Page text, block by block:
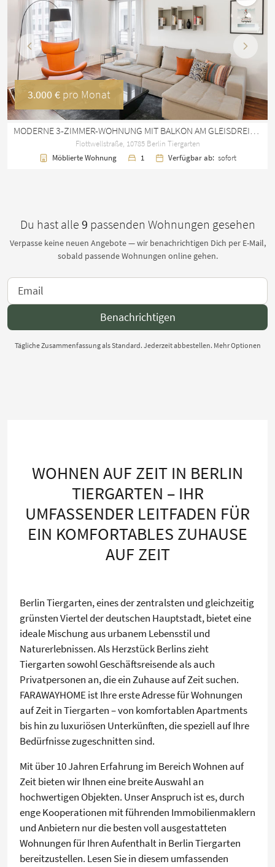
Vorherige
3.000 € pro Monat
Flottwellstraße, 10785 Berlin Tiergarten
Möblierte Wohnung
1 Verfügbar ab: sofort
Du hast alle9 passenden Wohnungen gesehen
Verpasse keine neuen Angebote — wir benachrichtigen Dich per E-Mail,
sobald passende Wohnungen online gehen.
Benachrichtigen
Tägliche Zusammenfassung als Standard. Jederzeit abbestellen. Mehr Optionen
WOHNEN AUF ZEIT IN BERLIN
TIERGARTEN – IHR
UMFASSENDER LEITFADEN FÜR
EIN KOMFORTABLES ZUHAUSE
AUF ZEIT
Berlin Tiergarten, eines der zentralsten und gleichzeitig
grünsten Viertel der deutschen Hauptstadt, bietet eine
ideale Mischung aus urbanem Lebensstil und
Naturerlebnissen. Als Herzstück Berlins zieht
Tiergarten sowohl Geschäftsreisende als auch
Privatpersonen an, die ein Zuhause auf Zeit suchen.
FARAWAYHOME ist Ihre erste Adresse für Wohnungen
auf Zeit in Tiergarten – von komfortablen Apartments
bis hin zu luxuriösen Unterkünften, die speziell auf Ihre
Bedürfnisse zugeschnitten sind.
Mit über 10 Jahren Erfahrung im Bereich Wohnen auf
Zeit bieten wir Ihnen eine breite Auswahl an
hochwertigen Objekten. Unser Anspruch ist es, durch
enge Kooperationen mit führenden Immobilienmaklern
und Anbietern nur die besten voll ausgestatteten
Wohnungen für Ihren Aufenthalt in Berlin Tiergarten
bereitzustellen. Lesen Sie in diesem umfassenden